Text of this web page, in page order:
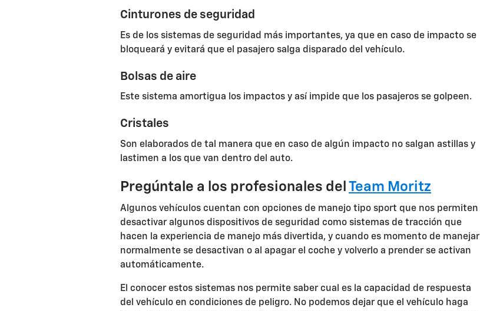
Cinturones de seguridad
Es de los sistemas de seguridad más importantes, ya que en caso de impacto se
bloqueará y evitará que el pasajero salga disparado del vehículo.
Bolsas de aire
Este sistema amortigua los impactos y así impide que los pasajeros se golpeen.
Cristales
Son elaborados de tal manera que en caso de algún impacto no salgan astillas y
lastimen a los que van dentro del auto.
Pregúntale a los profesionales del Team Moritz
Algunos vehículos cuentan con opciones de manejo tipo sport que nos permiten
desactivar algunos dispositivos de seguridad como sistemas de tracción que
hacen la experiencia de manejo más divertida, y cuando es momento de manejar
normalmente se desactivan o al apagar el coche y volverlo a prender se activan
automáticamente.
El conocer estos sistemas nos permite saber cual es la capacidad de respuesta
del vehículo en condiciones de peligro. No podemos dejar que el vehículo haga